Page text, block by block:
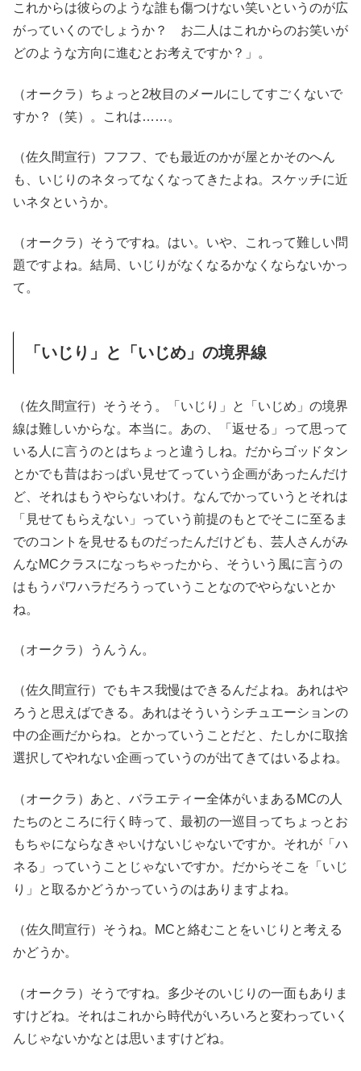
これからは彼らのような誰も傷つけない笑いというのが広
がっていくのでしょうか？ お二人はこれからのお笑いが
どのような方向に進むとお考えですか？」。
（オークラ）ちょっと2枚目のメールにしてすごくないで
すか？（笑）。これは……。
（佐久間宣行）フフフ、でも最近のかが屋とかそのへん
も、いじりのネタってなくなってきたよね。スケッチに近
いネタというか。
（オークラ）そうですね。はい。いや、これって難しい問
題ですよね。結局、いじりがなくなるかなくならないかっ
て。
「いじり」と「いじめ」の境界線
（佐久間宣行）そうそう。「いじり」と「いじめ」の境界
線は難しいからな。本当に。あの、「返せる」って思って
いる人に言うのとはちょっと違うしね。だからゴッドタン
とかでも昔はおっぱい見せてっていう企画があったんだけ
ど、それはもうやらないわけ。なんでかっていうとそれは
「見せてもらえない」っていう前提のもとでそこに至るま
でのコントを見せるものだったんだけども、芸人さんがみ
んなMCクラスになっちゃったから、そういう風に言うの
はもうパワハラだろうっていうことなのでやらないとか
ね。
（オークラ）うんうん。
（佐久間宣行）でもキス我慢はできるんだよね。あれはや
ろうと思えばできる。あれはそういうシチュエーションの
中の企画だからね。とかっていうことだと、たしかに取捨
選択してやれない企画っていうのが出てきてはいるよね。
（オークラ）あと、バラエティー全体がいまあるMCの人
たちのところに行く時って、最初の一巡目ってちょっとお
もちゃにならなきゃいけないじゃないですか。それが「ハ
ネる」っていうことじゃないですか。だからそこを「いじ
り」と取るかどうかっていうのはありますよね。
（佐久間宣行）そうね。MCと絡むことをいじりと考える
かどうか。
（オークラ）そうですね。多少そのいじりの一面もありま
すけどね。それはこれから時代がいろいろと変わっていく
んじゃないかなとは思いますけどね。